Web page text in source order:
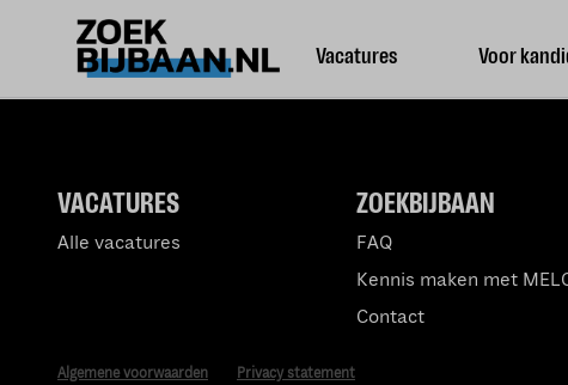
Vacatures Voor
ZOEKBIJBAAN
FAQ
Kennis maken met
Contact
VACATURES
Alle vacatures
Algemene voorwaarden Privacy statement